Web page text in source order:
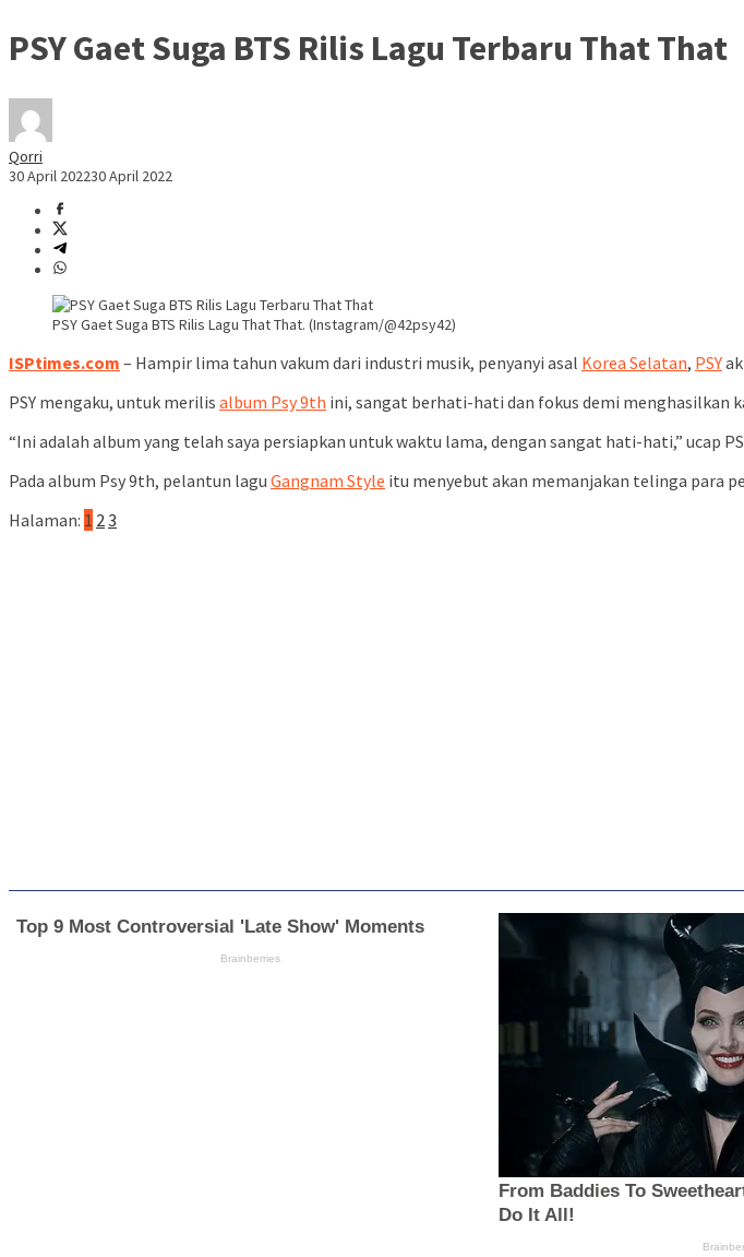
PSY Gaet Suga BTS Rilis Lagu Terbaru That That
Qorri
30 April 202230 April 2022
PSY Gaet Suga BTS Rilis Lagu That That. (Instagram/@42psy42)
ISPtimes.com – Hampir lima tahun vakum dari industri musik, penyanyi asal Korea Selatan, PSY
PSY mengaku, untuk merilis album Psy 9th ini, sangat berhati-hati dan fokus demi menghasilkan
“Ini adalah album yang telah saya persiapkan untuk waktu lama, dengan sangat hati-hati,” ucap
Pada album Psy 9th, pelantun lagu Gangnam Style itu menyebut akan memanjakan telinga para
Halaman: 1 23